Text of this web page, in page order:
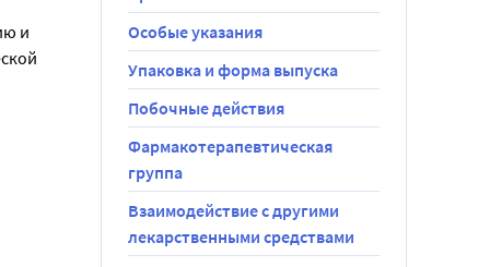
доза).
и
Особые указания
Упаковка и форма выпуска
Побочные действия
Фармакотерапевтическая
группа
Взаимодействие с другими
лекарственными средствами